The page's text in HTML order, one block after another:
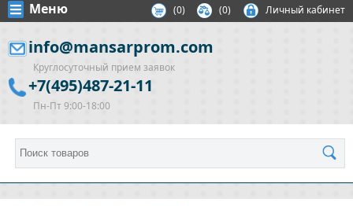
Меню (0) (0) Личный кабинет
info@mansarprom.com
Круглосуточный прием заявок
+7(495)487-21-11
Пн-Пт 9:00-18:00